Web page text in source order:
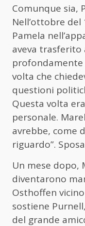
Comunque sia,
Nell’ottobre
Pamela
aveva trasferito
volta che
questioni
Questa volta
personale.
avrebbe, come
riguardo”.
Un mese dopo,
diventarono
Osthoffen
sostiene
del grande